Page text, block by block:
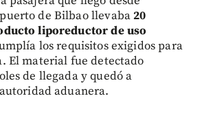
de Bilbao llevaba20
liporeductor de uso
los requisitos exigidos para
El material fue detectado
de llegada y quedó a
aduanera.